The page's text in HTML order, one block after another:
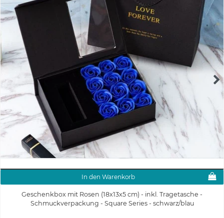
In den Warenkorb
Geschenkbox mit Rosen (18x13x5 cm) - inkl. Tragetasche -
Schmuckverpackung - Square Series - schwarz/blau